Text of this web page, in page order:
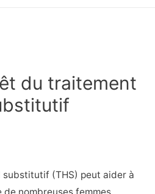
du traitement
(THS) peut aider à